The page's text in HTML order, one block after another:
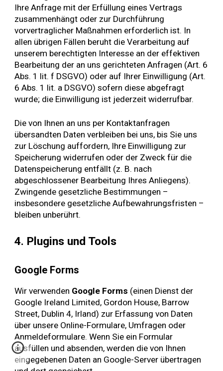
Ihre Anfrage mit der Erfüllung eines Vertrags
zusammenhängt oder zur Durchführung
vorvertraglicher Maßnahmen erforderlich ist. In
allen übrigen Fällen beruht die Verarbeitung auf
unserem berechtigten Interesse an der effektiven
Bearbeitung der an uns gerichteten Anfragen (Art. 6
Abs. 1 lit. f DSGVO) oder auf Ihrer Einwilligung (Art.
6 Abs. 1 lit. a DSGVO) sofern diese abgefragt
wurde; die Einwilligung ist jederzeit widerrufbar.
Die von Ihnen an uns per Kontaktanfragen
übersandten Daten verbleiben bei uns, bis Sie uns
zur Löschung auffordern, Ihre Einwilligung zur
Speicherung widerrufen oder der Zweck für die
Datenspeicherung entfällt (z. B. nach
abgeschlossener Bearbeitung Ihres Anliegens).
Zwingende gesetzliche Bestimmungen –
insbesondere gesetzliche Aufbewahrungsfristen –
bleiben unberührt.
4. Plugins und Tools
Google Forms
Wir verwenden Google Forms (einen Dienst der
Google Ireland Limited, Gordon House, Barrow
Street, Dublin 4, Irland) zur Erfassung von Daten
über unsere Online-Formulare, Umfragen oder
Anmeldeformulare. Wenn Sie ein Formular
ausfüllen und absenden, werden die von Ihnen
eingegebenen Daten an Google-Server übertragen